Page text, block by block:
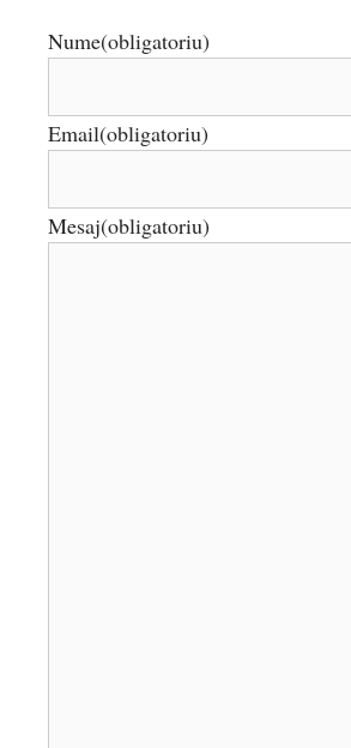
Nume(obligatoriu)
Email(obligatoriu)
Mesaj(obligatoriu)